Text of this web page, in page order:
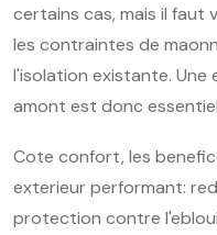
certains cas, mais il faut
les contraintes de
l'isolation existante.
amont est donc
Cote confort, les
exterieur performant:
protection contre